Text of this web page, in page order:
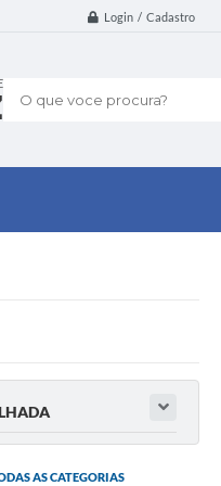
Login / Cadastro
O que voce procura?
AS CATEGORIAS